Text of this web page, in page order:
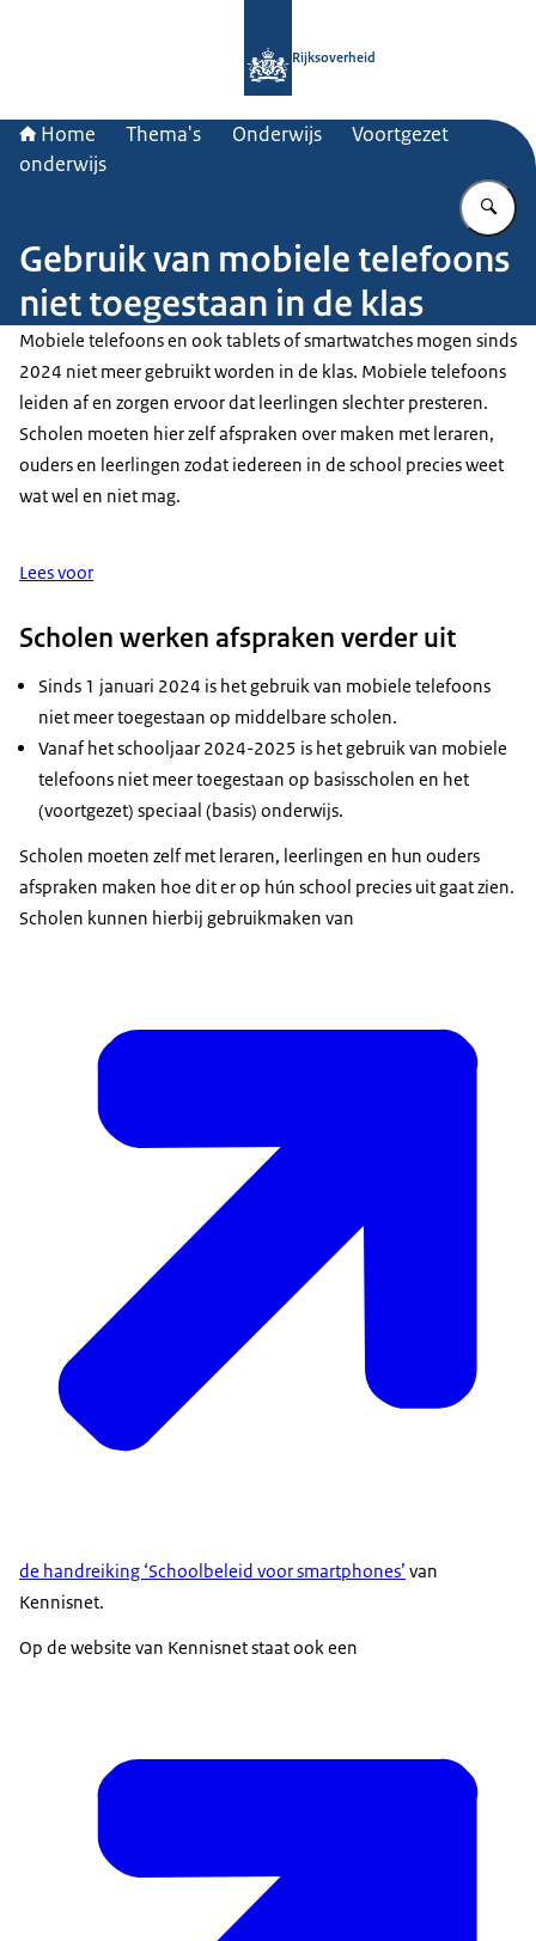
Rijksoverheid
Home Thema's Onderwijs
Voortgezet
onderwijs
Gebruik van mobiele telefoons
niet toegestaan in de klas
Mobiele telefoons en ook tablets of smartwatches mogen sinds
2024 niet meer gebruikt worden in de klas. Mobiele telefoons
leiden af en zorgen ervoor dat leerlingen slechter presteren.
Scholen moeten hier zelf afspraken over maken met leraren,
ouders en leerlingen zodat iedereen in de school precies weet
wat wel en niet mag.
Lees voor
Scholen werken afspraken verder uit
Sinds 1 januari 2024 is het gebruik van mobiele telefoons
niet meer toegestaan op middelbare scholen.
Vanaf het schooljaar 2024-2025 is het gebruik van mobiele
telefoons niet meer toegestaan op basisscholen en het
(voortgezet) speciaal (basis) onderwijs.
Scholen moeten zelf met leraren, leerlingen en hun ouders
afspraken maken hoe dit er op hún school precies uit gaat zien.
Scholen kunnen hierbij gebruikmaken van
de handreiking ‘Schoolbeleid voor smartphones’ van
Kennisnet.
Op de website van Kennisnet staat ook een